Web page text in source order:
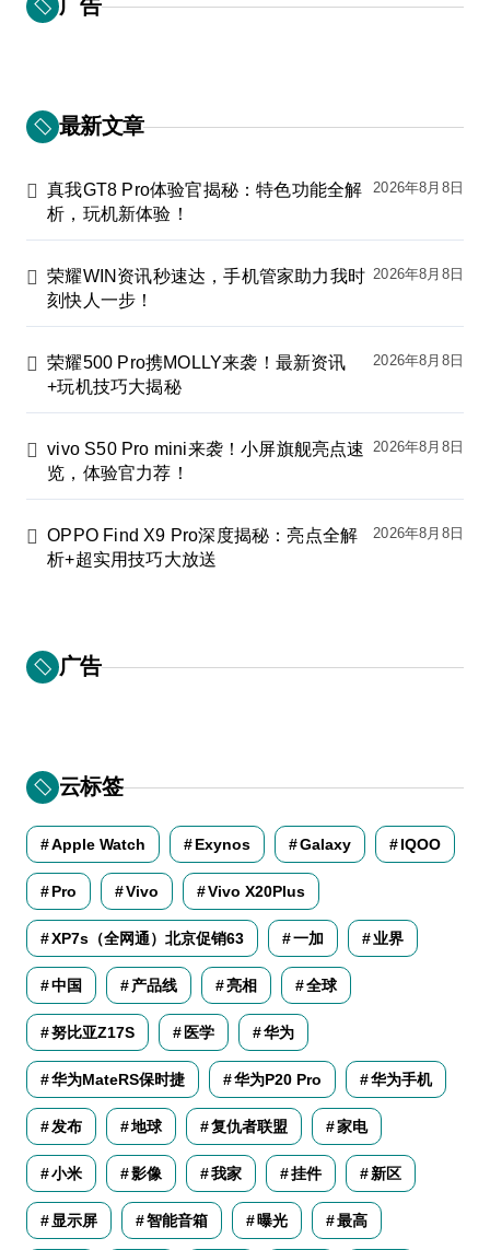
最新文章
真我GT8 Pro体验官揭秘：特色功能全解
析，玩机新体验！
2026年8月8日
荣耀WIN资讯秒速达，手机管家助力我时
刻快人一步！
2026年8月8日
荣耀500 Pro携MOLLY来袭！最新资讯
+玩机技巧大揭秘
2026年8月8日
vivo S50 Pro mini来袭！小屏旗舰亮点速
览，体验官力荐！
2026年8月8日
OPPO Find X9 Pro深度揭秘：亮点全解
析+超实用技巧大放送
2026年8月8日
广告
云标签
Apple Watch Exynos Galaxy IQOO
Pro Vivo Vivo X20Plus
XP7s（全网通）北京促销63 一加 业界
中国 产品线 亮相 全球
努比亚Z17S 医学 华为
华为MateRS保时捷 华为P20 Pro 华为手机
发布 地球 复仇者联盟 家电
小米 影像 我家 挂件 新区
显示屏 智能音箱 曝光 最高